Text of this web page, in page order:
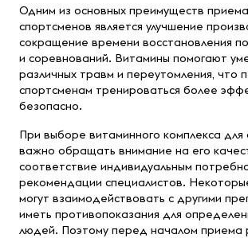
Одним из основных преимуществ
спортсменов является улучшение
сокращение времени восстановления
и соревнований. Витамины помогают
различных травм и переутомления, что
спортсменам тренироваться более
безопасно.
При выборе витаминного комплекса для
важно обращать внимание на его
соответствие индивидуальным
рекомендации специалистов.
могут взаимодействовать с другими
иметь противопоказания для
людей. Поэтому перед началом приема